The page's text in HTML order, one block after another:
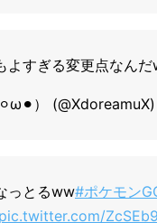
よすぎる変更点なんだ
） (@XdoreamuX)
っとるww#ポケモン
pic.twitter.com/